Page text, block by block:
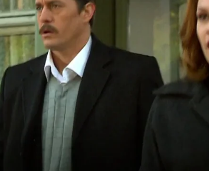
WhatsappFacebook
ingresa en el hospital muy
a la familia que se
hospital a mostrar su
la situación, decide
salida esta Murat, que se
su hermano le ha mentido